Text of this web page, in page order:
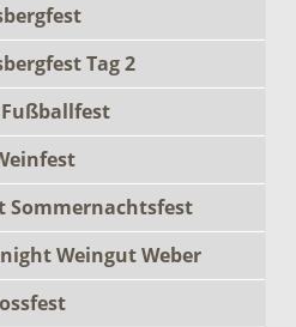
Tag 2
Sommernachtsfest
Weingut Weber